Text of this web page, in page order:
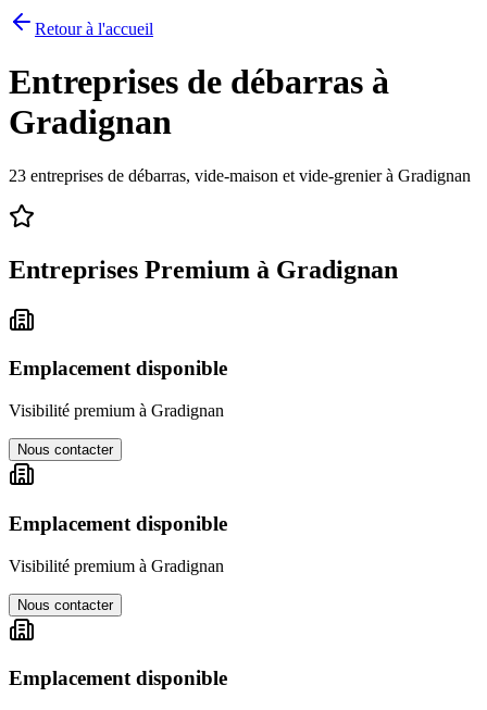
Retour à l'accueil
Entreprises de débarras à
Gradignan
23 entreprises de débarras, vide-maison et vide-grenier à Gradignan
Entreprises Premium à Gradignan
Emplacement disponible
Visibilité premium à Gradignan
Nous contacter
Emplacement disponible
Visibilité premium à Gradignan
Nous contacter
Emplacement disponible